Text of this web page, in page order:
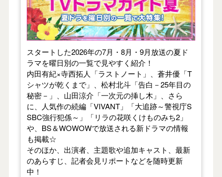
スタートした2026年の7月・8月・9月放送の夏ド
ラマを曜日別の一覧で見やすく紹介！
内田有紀×寺西拓人「ラストノート」、蒼井優「T
シャツが乾くまで」、松村北斗「告白－25年目の
秘密－」、山田涼介「一次元の挿し木」、さら
に、人気作の続編「VIVANT」「大追跡～警視庁S
SBC強行犯係～」「リラの花咲くけものみち2」
や、BS＆WOWOWで放送される新ドラマの情報
も掲載☆
そのほか、出演者、主題歌や追加キャスト、最新
のあらすじ、記者会見リポートなどを随時更新
中！